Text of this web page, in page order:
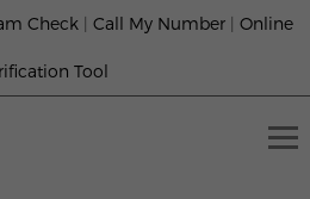
Check | Call My Number| Online
Tool